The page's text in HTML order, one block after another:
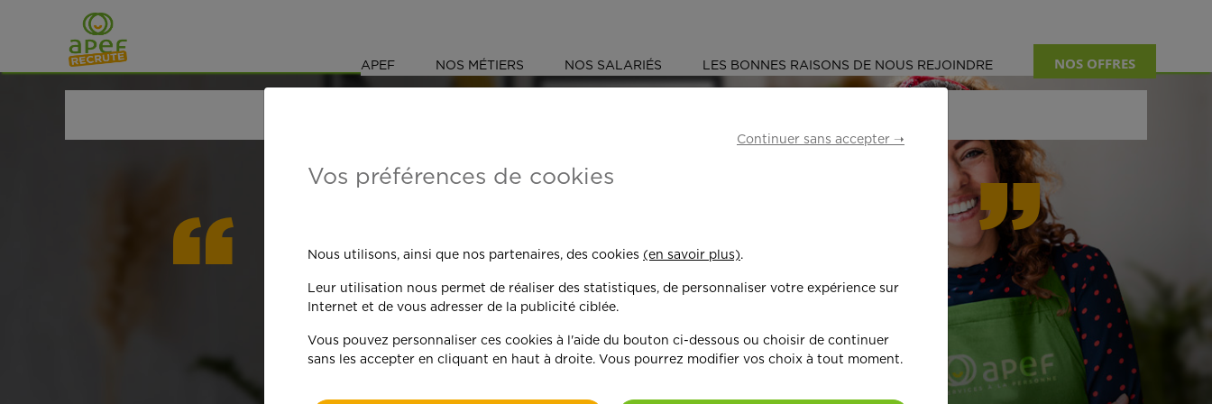
Navigation
Saut au contenu
APEF NOS MÉTIERS NOS SALARIÉS LES BONNES RAISONS DE NOUS REJOINDRE NOS OFFRES
On est toujours plus performant
quand on y met du cœur !
Continuer sans accepter ➝
Vos préférences de cookies
Nous utilisons, ainsi que nos partenaires, des cookies (en savoir plus).
Leur utilisation nous permet de réaliser des statistiques, de personnaliser votre expérience sur
Internet et de vous adresser de la publicité ciblée.
Vous pouvez personnaliser ces cookies à l'aide du bouton ci-dessous ou choisir de continuer
sans les accepter en cliquant en haut à droite. Vous pourrez modifier vos choix à tout moment.